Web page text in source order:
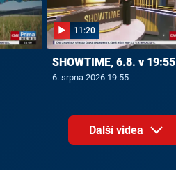
11:20
SHOWTIME, 6.8. v 19:55
6. srpna 2026 19:55
Další videa